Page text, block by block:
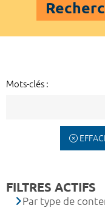
Mots-clés :
FILTRES ACTIFS
Par type de